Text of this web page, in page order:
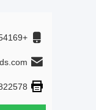
+8615156054169